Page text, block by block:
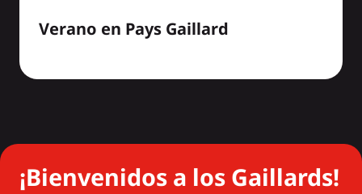
Verano en Pays Gaillard
¡Bienvenidos a los Gaillards!